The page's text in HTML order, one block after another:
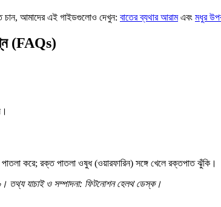
চান, আমাদের এই গাইডগুলোও দেখুন: বাতের ব্যথার আরামএবং মধুর
(FAQs)
করে; রক্ত পাতলা ওষুধ (ওয়ারফারিন) সঙ্গে খেলে রক্তপাত ঝুঁকি।
তথ্য যাচাই ও সম্পাদনা: ফিটনোশন হেলথ ডেস্ক।